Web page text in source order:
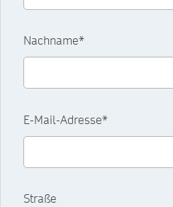
Nachname*
E-Mail-Adresse*
Straße